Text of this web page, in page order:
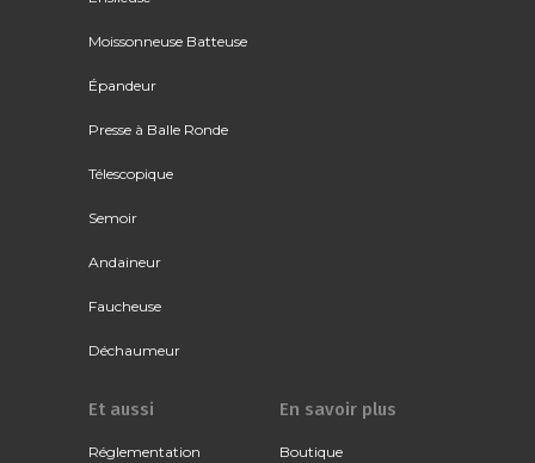
Moissonneuse Batteuse
Épandeur
Presse à Balle Ronde
Télescopique
Semoir
Andaineur
Faucheuse
Déchaumeur
Et aussi
Réglementation
En savoir plus
Boutique